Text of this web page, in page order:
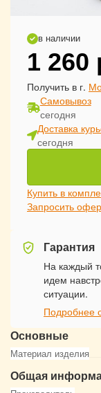
Основные
Материал изделия
Общая
в наличии
1 260
Получить в г.
Самовывоз
сегодня
Доставка
сегодня
Купить в
Запросить
Гарантия
На каждый
идем
ситуации.
Подробнее